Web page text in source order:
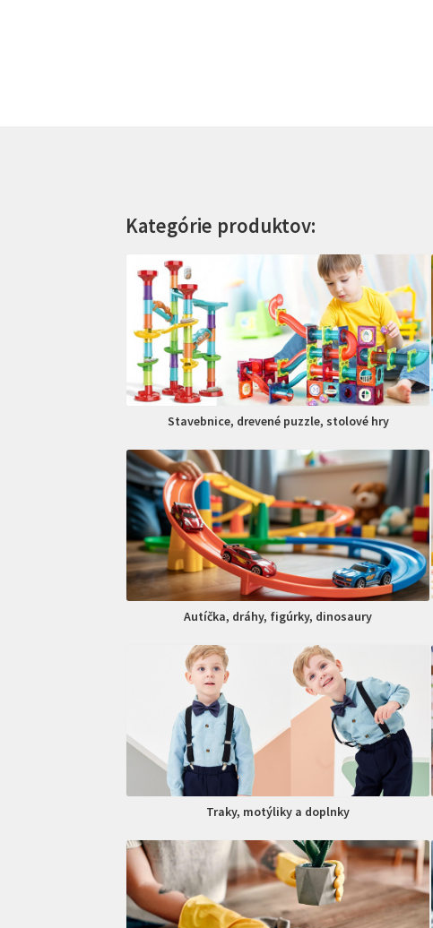
Kategórie produktov:
Stavebnice, drevené puzzle, stolové hry
Autíčka, dráhy, figúrky, dinosaury
Traky, motýliky a doplnky